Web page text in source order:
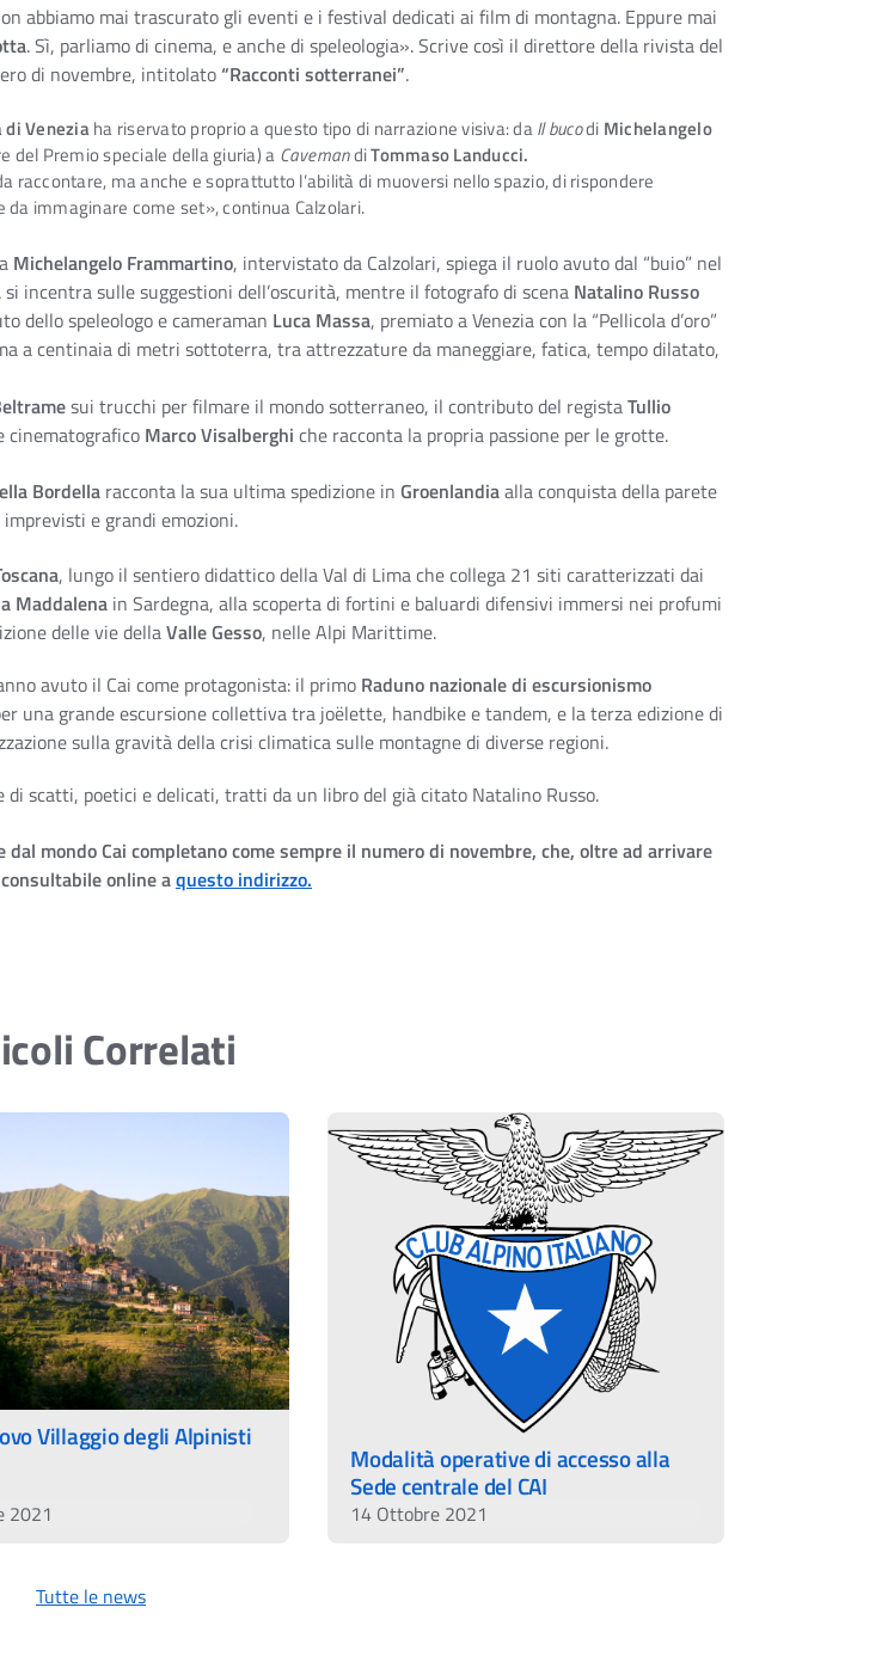
abbiamo mai trascurato gli eventi e i festival dedicati ai film di montagna. Eppure mai
. Sì, parliamo di cinema, e anche di speleologia». Scrive così il direttore della rivista del
di novembre, intitolato“Racconti sotterranei”.
Veneziaha riservato proprio a questo tipo di narrazione visiva: daIl bucodi Michelangelo
del Premio speciale della giuria) a CavemandiTommaso Landucci.
ma anche e soprattutto l’abilità di muoversi nello spazio, di rispondere
immaginare come set», continua Calzolari.
Michelangelo Frammartino, intervistato da Calzolari, spiega il ruolo avuto dal “buio” nel
si incentra sulle suggestioni dell’oscurità, mentre il fotografo di scena Natalino Russo
dello speleologo e cameraman Luca Massa, premiato a Venezia con la “Pellicola d’oro”
a centinaia di metri sottoterra, tra attrezzature da maneggiare, fatica, tempo dilatato,
sui trucchi per filmare il mondo sotterraneo, il contributo del registaTullio
cinematografico Marco Visalberghi che racconta la propria passione per le grotte.
Bordella racconta la sua ultima spedizione in Groenlandiaalla conquista della parete
e grandi emozioni.
, lungo il sentiero didattico della Val di Lima che collega 21 siti caratterizzati dai
Maddalena in Sardegna, alla scoperta di fortini e baluardi difensivi immersi nei profumi
delle vie dellaValle Gesso, nelle Alpi Marittime.
avuto il Cai come protagonista: il primo Raduno nazionale di escursionismo
una grande escursione collettiva tra joëlette, handbike e tandem, e la terza edizione di
sulla gravità della crisi climatica sulle montagne di diverse regioni.
di scatti, poetici e delicati, tratti da un libro del già citato Natalino Russo.
mondo Cai completano come sempre il numero di novembre, che, oltre ad arrivare
online aquesto indirizzo.
Correlati
Villaggio degli Alpinisti
2021
Modalità operative di accesso alla
Sede centrale del CAI
14 Ottobre 2021
Tutte le news